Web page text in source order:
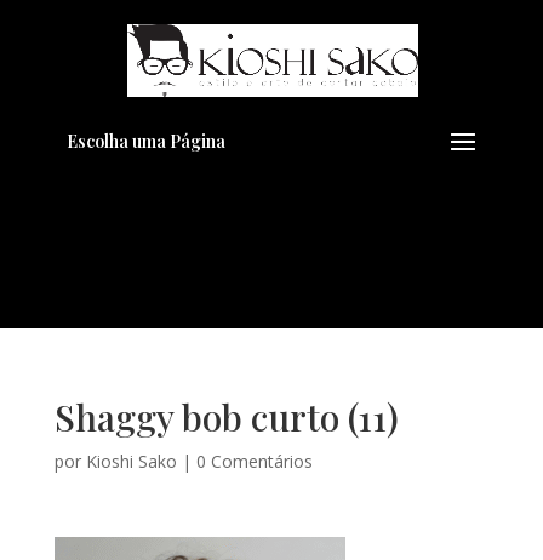
Escolha uma Página
Shaggy bob curto (11)
por Kioshi Sako | 0 Comentários
Pensando em transformar seu
Visual??